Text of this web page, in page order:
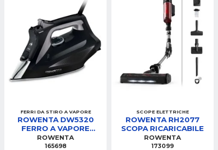
FERRI DA STIRO A VAPORE
ROWENTA DW5320
FERRO A VAPORE
2700W
ROWENTA
165698
SCOPE ELETTRICHE
ROWENTA RH2077
SCOPA RICARICABILE
ROWENTA
173099